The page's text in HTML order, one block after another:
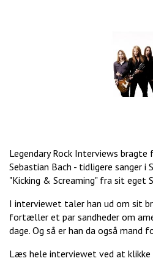
Legendary Rock Interviews
Sebastian Bach - tidligere sanger i
"Kicking & Screaming" fra sit eget
I interviewet taler han ud om sit
fortæller et par sandheder om
dage. Og så er han da også mand
Læs hele interviewet ved at klikke